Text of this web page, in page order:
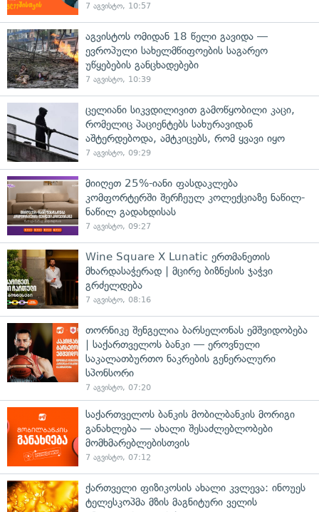
7 აგვისტო, 10:57
აგვისტოს ომიდან 18 წელი გავიდა —
ევროპული სახელმწიფოების საგარეო
უწყებების განცხადებები
7 აგვისტო, 10:39
ცელიანი სიკვდილივით გამოწყობილი კაცი,
რომელიც პაციენტებს სახურავიდან
აშტერდებოდა, ამტკიცებს, რომ ყვავი იყო
7 აგვისტო, 09:29
მიიღეთ 25%-იანი ფასდაკლება
კომფორტერში შერჩეულ კოლექციაზე ნაწილ-
ნაწილ გადახდისას
7 აგვისტო, 09:27
Wine Square X Lunatic ერთმანეთის
მხარდასაჭერად | მცირე ბიზნესის ჯაჭვი
გრძელდება
7 აგვისტო, 08:16
თორნიკე შენგელია ბარსელონას ემშვიდობება
| საქართველოს ბანკი — ეროვნული
საკალათბურთო ნაკრების გენერალური
სპონსორი
7 აგვისტო, 07:20
საქართველოს ბანკის მობილბანკის მორიგი
განახლება — ახალი შესაძლებლობები
მომხმარებლებისთვის
7 აგვისტო, 07:12
ქართველი ფიზიკოსის ახალი კვლევა: ინოუეს
ტელესკოპმა მზის მაგნიტური ველის